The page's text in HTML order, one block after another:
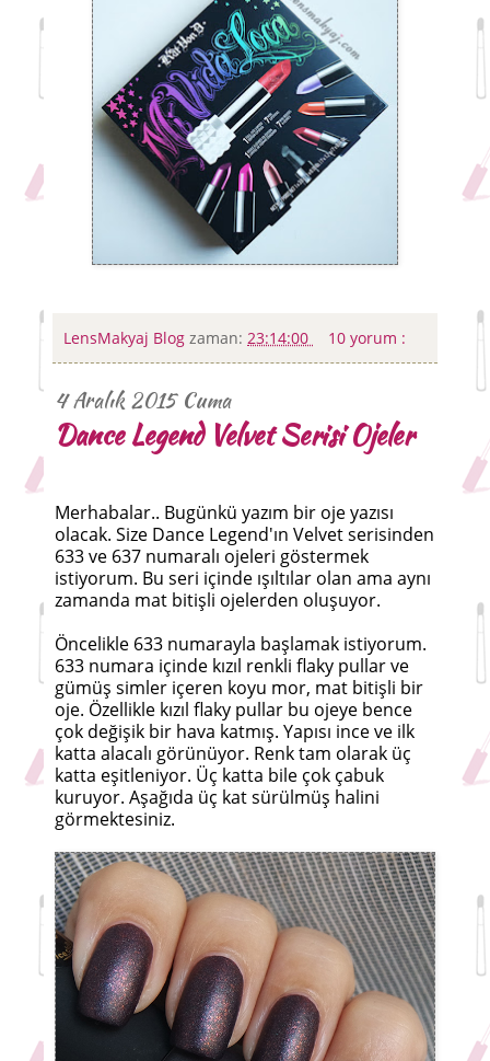
LensMakyaj Blog zaman: 23:14:00 10 yorum :
4 Aralık 2015 Cuma
Dance Legend Velvet Serisi Ojeler
Merhabalar.. Bugünkü yazım bir oje yazısı
olacak. Size Dance Legend'ın Velvet serisinden
633 ve 637 numaralı ojeleri göstermek
istiyorum. Bu seri içinde ışıltılar olan ama aynı
zamanda mat bitişli ojelerden oluşuyor.
Öncelikle 633 numarayla başlamak istiyorum.
633 numara içinde kızıl renkli flaky pullar ve
gümüş simler içeren koyu mor, mat bitişli bir
oje. Özellikle kızıl flaky pullar bu ojeye bence
çok değişik bir hava katmış. Yapısı ince ve ilk
katta alacalı görünüyor. Renk tam olarak üç
katta eşitleniyor. Üç katta bile çok çabuk
kuruyor. Aşağıda üç kat sürülmüş halini
görmektesiniz.